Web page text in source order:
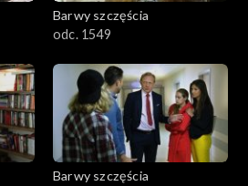
Barwy szczęścia
odc. 1549
Barwy szczęścia